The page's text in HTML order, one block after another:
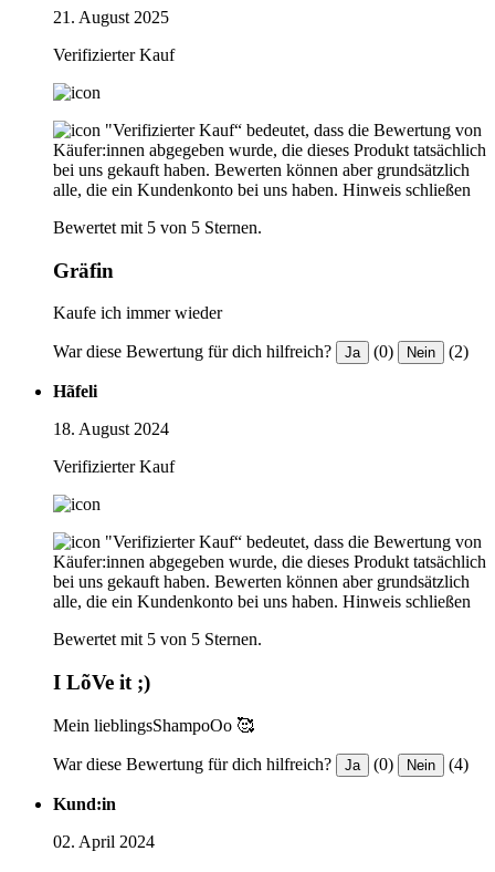
21. August 2025
Verifizierter Kauf
"Verifizierter Kauf“ bedeutet, dass die Bewertung von
Käufer:innen abgegeben wurde, die dieses Produkt tatsächlich
bei uns gekauft haben. Bewerten können aber grundsätzlich
alle, die ein Kundenkonto bei uns haben. Hinweis schließen
Bewertet mit 5 von 5 Sternen.
Gräfin
Kaufe ich immer wieder
War diese Bewertung für dich hilfreich? Ja (0) Nein (2)
Hãfeli
18. August 2024
Verifizierter Kauf
"Verifizierter Kauf“ bedeutet, dass die Bewertung von
Käufer:innen abgegeben wurde, die dieses Produkt tatsächlich
bei uns gekauft haben. Bewerten können aber grundsätzlich
alle, die ein Kundenkonto bei uns haben. Hinweis schließen
Bewertet mit 5 von 5 Sternen.
I LõVe it ;)
Mein lieblingsShampoOo 🥰
War diese Bewertung für dich hilfreich? Ja (0) Nein (4)
Kund:in
02. April 2024